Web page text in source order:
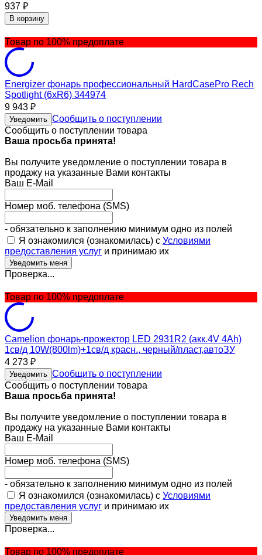
937 ₽
В корзину
Товар по 100% предоплате
Energizer фонарь профессиональный HardCasePro Rech
Spotlight (6хR6) 344974
9 943 ₽
Уведомить Сообщить о поступлении
Сообщить о поступлении товара
Ваша просьба принята!
Вы получите уведомление о поступлении товара в
продажу на указанные Вами контакты
Ваш E-Mail
Номер моб. телефона (SMS)
- обязательно к заполнению минимум одно из полей
Я ознакомился (ознакомилась) с Условиями
предоставления услуг и принимаю их
Проверка...
Товар по 100% предоплате
Camelion фонарь-прожектор LED 2931R2 (акк.4V 4Ah)
1св/д 10W(800lm)+1св/д красн., черный/пласт,автоЗУ
4 273 ₽
Уведомить Сообщить о поступлении
Сообщить о поступлении товара
Ваша просьба принята!
Вы получите уведомление о поступлении товара в
продажу на указанные Вами контакты
Ваш E-Mail
Номер моб. телефона (SMS)
- обязательно к заполнению минимум одно из полей
Я ознакомился (ознакомилась) с Условиями
предоставления услуг и принимаю их
Проверка...
Товар по 100% предоплате